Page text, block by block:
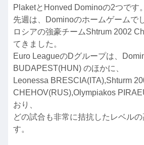
PlaketとHonved Dominoの2つです。
先週は、Dominoのホームゲームで
ロシアの強豪チームShtrum 2002
てきました。
Euro LeagueのDグループは、
BUDAPEST(HUN) のほかに、
Leonessa BRESCIA(ITA),Shturm
CHEHOV(RUS),Olympiakos
おり、
どの試合も非常に拮抗したレベル
す。